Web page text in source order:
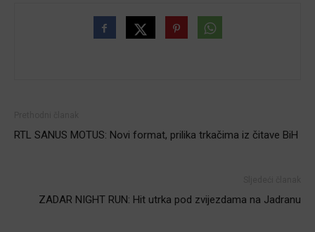
RTL SANUS MOTUS: Novi format, prilika trkačima iz čitave BiH
ZADAR NIGHT RUN: Hit utrka pod zvijezdama na Jadranu